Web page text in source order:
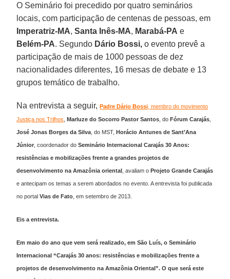
O Seminário foi precedido por quatro seminários
locais, com participação de centenas de pessoas, em
Imperatriz-MA,Santa Inês-MA, Marabá-PA e
Belém-PA. Segundo Dário Bossi, o evento prevê a
participação de mais de 1000 pessoas de dez
nacionalidades diferentes, 16 mesas de debate e 13
grupos temático de trabalho.
Na entrevista a seguir,Padre Dário Bossi , membro do movimento
Justiça nos Trilhos ,Marluze do Socorro Pastor Santos , doFórum Carajás
José Jonas Borges da Silva , do MST,Horácio Antunes de Sant’Ana
Júnior , coordenador doSeminário Internacional Carajás 30 Anos:
resistências e mobilizações frente a grandes projetos de
desenvolvimento na Amazônia oriental , avaliam oProjeto Grande Carajás
e antecipam os temas a serem abordados no evento. A entrevista foi publicada
no portalVias de Fato , em setembro de 2013.
Eis a entrevista.
Em maio do ano que vem será realizado, em São Luís, o Seminário
Internacional “Carajás 30 anos: resistências e mobilizações frente a
projetos de desenvolvimento na Amazônia Oriental”. O que será este